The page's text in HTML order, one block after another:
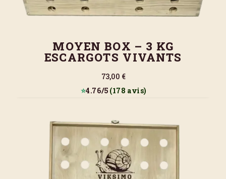
MOYEN BOX – 3 KG
ESCARGOTS VIVANTS
73,00 €
⭐4.76/5(178 avis)